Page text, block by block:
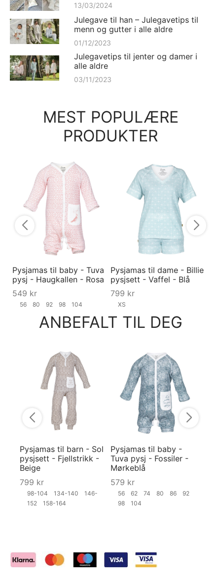
13/03/2024
Julegave til han – Julegavetips til
menn og gutter i alle aldre
01/12/2023
Julegavetips til jenter og damer i
alle aldre
03/11/2023
MEST POPULÆRE
PRODUKTER
Pysjamas til baby - Tuva
pysj - Haugkallen - Rosa
549 kr
56 80 92 98 104
Pysjamas til dame - Billie
pysjsett - Vaffel - Blå
799 kr
XS
ANBEFALT TIL DEG
Pysjamas til barn - Sol
pysjsett - Fjellstrikk -
Beige
799 kr
98-104 134-140
146-
152
158-164
Pysjamas til baby -
Tuva pysj - Fossiler -
Mørkeblå
579 kr
56 62 74 80 86
92
98
104